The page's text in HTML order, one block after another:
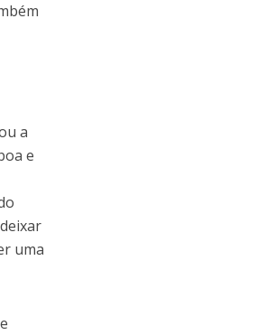
a
e
uma